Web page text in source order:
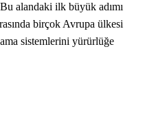
alandaki ilk büyük adımı
birçok Avrupa ülkesi
sistemlerini yürürlüğe